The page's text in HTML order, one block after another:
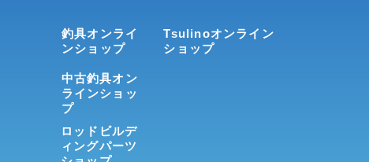
釣具オンライ
ンショップ
中古釣具オン
ラインショッ
プ
ロッドビルデ
ィングパーツ
Tsulinoオンライン
ショップ